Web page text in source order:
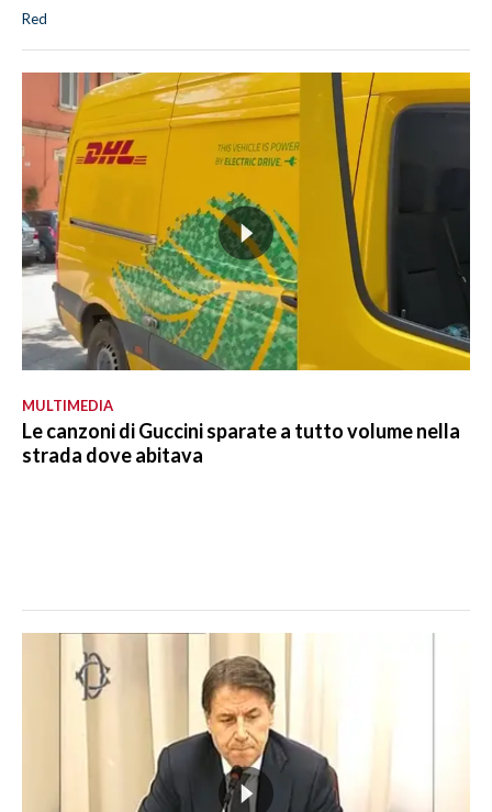
Red
MULTIMEDIA
Le canzoni di Guccini sparate a tutto volume nella
strada dove abitava